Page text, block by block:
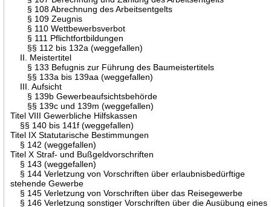
§ 108 Abrechnung des Arbeitsentgelts
§ 109 Zeugnis
§ 110 Wettbewerbsverbot
§ 111 Pflichtfortbildungen
§§ 112 bis 132a (weggefallen)
II. Meistertitel
§ 133 Befugnis zur Führung des Baumeistertitels
§§ 133a bis 139aa (weggefallen)
III. Aufsicht
§ 139b Gewerbeaufsichtsbehörde
§§ 139c und 139m (weggefallen)
Titel VIII Gewerbliche Hilfskassen
§§ 140 bis 141f (weggefallen)
Titel IX Statutarische Bestimmungen
§ 142 (weggefallen)
Titel X Straf- und Bußgeldvorschriften
§ 143 (weggefallen)
§ 144 Verletzung von Vorschriften über erlaubnisbedürftige
stehende Gewerbe
§ 145 Verletzung von Vorschriften über das Reisegewerbe
§ 146 Verletzung sonstiger Vorschriften über die Ausübung eines